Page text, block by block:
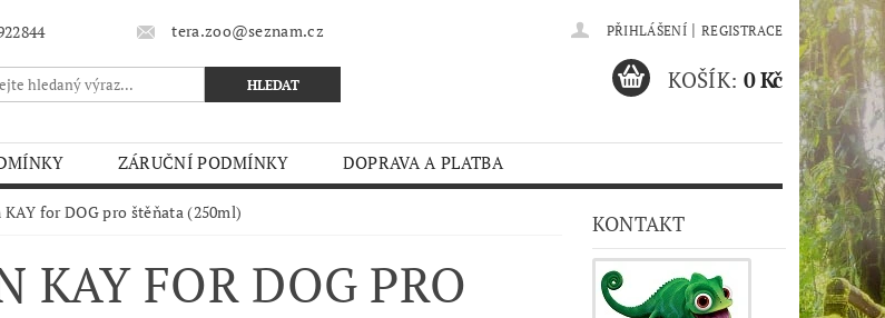
tera.zoo@seznam.cz PŘIHLÁŠENÍ | REGISTRACE
KOŠÍK: 0 Kč
ZÁRUČNÍ PODMÍNKY
DOPRAVA A PLATBA
KAY for DOG pro štěňata (250ml)
KAY FOR DOG PRO
KONTAKT